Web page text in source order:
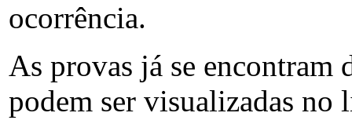
ocorrência.
As provas já se encontram
podem ser visualizadas no